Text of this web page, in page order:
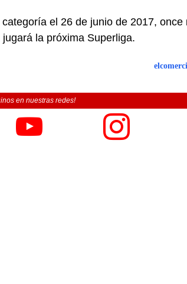
el 26 de junio de 2017, once
la próxima Superliga.
en nuestras redes!